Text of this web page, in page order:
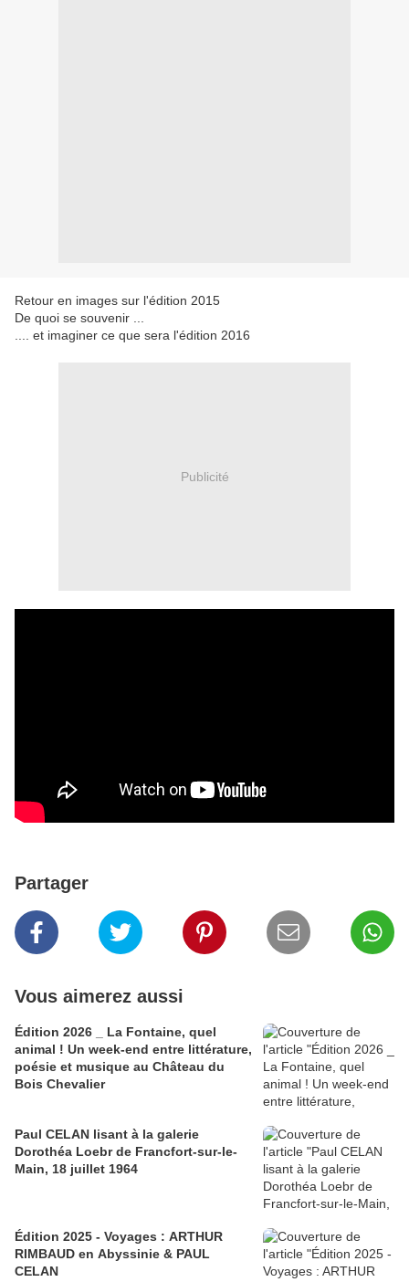
Retour en images sur l'édition 2015
De quoi se souvenir ...
.... et imaginer ce que sera l'édition 2016
Publicité
Partager
Vous aimerez aussi
Édition 2026 _ La Fontaine, quel
animal ! Un week-end entre littérature,
poésie et musique au Château du
Bois Chevalier
Paul CELAN lisant à la galerie
Dorothéa Loebr de Francfort-sur-le-
Main, 18 juillet 1964
Édition 2025 - Voyages : ARTHUR
RIMBAUD en Abyssinie & PAUL
CELAN